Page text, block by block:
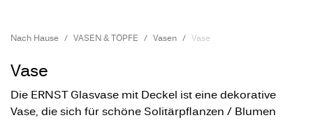
Nach Hause VASEN & TÖPFE Vasen Vase
Vase
Die ERNST Glasvase mit Deckel ist eine dekorative
Vase, die sich für schöne Solitärpflanzen / Blumen